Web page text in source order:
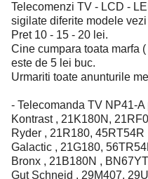
Telecomenzi TV - LCD -
sigilate diferite modele vezi
Pret 10 - 15 - 20 lei.
Cine cumpara toata marfa
este de 5 lei buc.
Urmariti toate anunturile
- Telecomanda TV NP41-
Kontrast , 21K180N,
Ryder , 21R180, 45RT54R
Galactic , 21G180,
Bronx , 21B180N ,
Gut Schneid , 29M407,